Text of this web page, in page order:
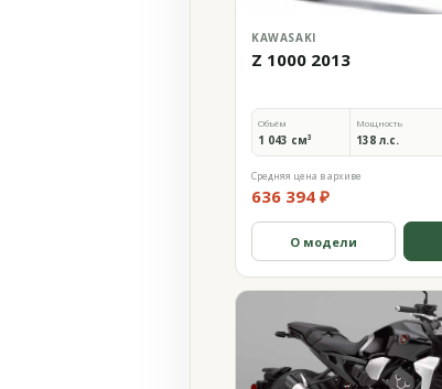
KAWASAKI
Z 1000 2013
Объём
1 043 см³
Мощность
138 л.с.
Средняя цена в архиве
636 394 ₽
О модели